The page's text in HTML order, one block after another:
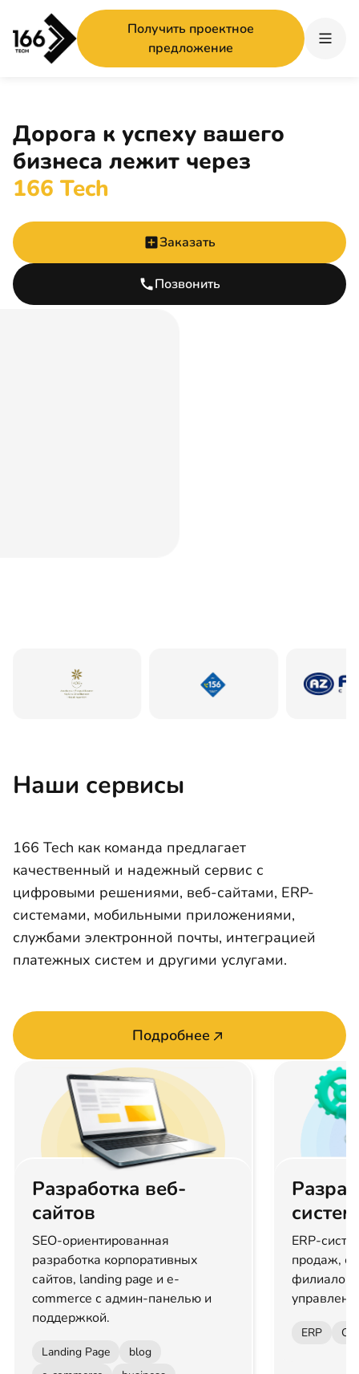
Получить проектное
предложение
Дорога к успеху вашего
бизнеса лежит через
166 Tech
Заказать
Позвонить
Наши сервисы
166 Tech как команда предлагает
качественный и надежный сервис с
цифровыми решениями, веб-сайтами, ERP-
системами, мобильными приложениями,
службами электронной почты, интеграцией
платежных систем и другими услугами.
Подробнее
Разработка веб-
сайтов
SEO-ориентированная
разработка корпоративных
сайтов, landing page и e-
commerce с админ-панелью и
поддержкой.
Landing Page
blog
систем
ERP-
продаж,
филиалов
ERP